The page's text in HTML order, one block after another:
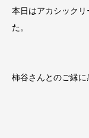
本日はアカシック
た。
柿谷さんとのご縁に